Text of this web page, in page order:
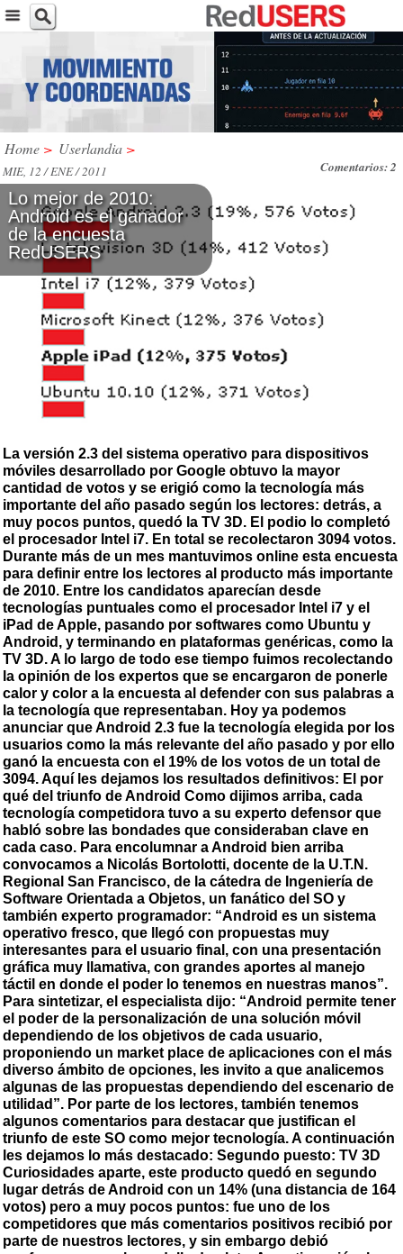
Home > Userlandia >
Comentarios: 2
MIE, 12 / ENE / 2011
Lo mejor de 2010:
Android es el ganador
de la encuesta
RedUSERS
La versión 2.3 del sistema operativo para dispositivos
móviles desarrollado por Google obtuvo la mayor
cantidad de votos y se erigió como la tecnología más
importante del año pasado según los lectores: detrás, a
muy pocos puntos, quedó la TV 3D. El podio lo completó
el procesador Intel i7. En total se recolectaron 3094 votos.
Durante más de un mes mantuvimos online esta encuesta
para definir entre los lectores al producto más importante
de 2010. Entre los candidatos aparecían desde
tecnologías puntuales como el procesador Intel i7 y el
iPad de Apple, pasando por softwares como Ubuntu y
Android, y terminando en plataformas genéricas, como la
TV 3D. A lo largo de todo ese tiempo fuimos recolectando
la opinión de los expertos que se encargaron de ponerle
calor y color a la encuesta al defender con sus palabras a
la tecnología que representaban. Hoy ya podemos
anunciar que Android 2.3 fue la tecnología elegida por los
usuarios como la más relevante del año pasado y por ello
ganó la encuesta con el 19% de los votos de un total de
3094. Aquí les dejamos los resultados definitivos: El por
qué del triunfo de Android Como dijimos arriba, cada
tecnología competidora tuvo a su experto defensor que
habló sobre las bondades que consideraban clave en
cada caso. Para encolumnar a Android bien arriba
convocamos a Nicolás Bortolotti, docente de la U.T.N.
Regional San Francisco, de la cátedra de Ingeniería de
Software Orientada a Objetos, un fanático del SO y
también experto programador: “Android es un sistema
operativo fresco, que llegó con propuestas muy
interesantes para el usuario final, con una presentación
gráfica muy llamativa, con grandes aportes al manejo
táctil en donde el poder lo tenemos en nuestras manos”.
Para sintetizar, el especialista dijo: “Android permite tener
el poder de la personalización de una solución móvil
dependiendo de los objetivos de cada usuario,
proponiendo un market place de aplicaciones con el más
diverso ámbito de opciones, les invito a que analicemos
algunas de las propuestas dependiendo del escenario de
utilidad”. Por parte de los lectores, también tenemos
algunos comentarios para destacar que justifican el
triunfo de este SO como mejor tecnología. A continuación
les dejamos lo más destacado: Segundo puesto: TV 3D
Curiosidades aparte, este producto quedó en segundo
lugar detrás de Android con un 14% (una distancia de 164
votos) pero a muy pocos puntos: fue uno de los
competidores que más comentarios positivos recibió por
parte de nuestros lectores, y sin embargo debió